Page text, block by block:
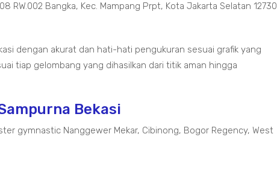
RW.002 Bangka, Kec. Mampang Prpt, Kota Jakarta Selatan 12730
dengan akurat dan hati-hati pengukuran sesuai grafik yang
tiap gelombang yang dihasilkan dari titik aman hingga
Bekasi
gymnastic Nanggewer Mekar, Cibinong, Bogor Regency, West